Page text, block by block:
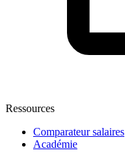
Ressources
Comparateur salaires
Académie